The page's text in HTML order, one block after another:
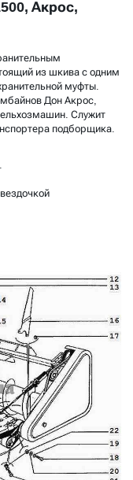
Акрос,
из шкива с одним
муфты.
Дон Акрос,
Служит
подборщика.